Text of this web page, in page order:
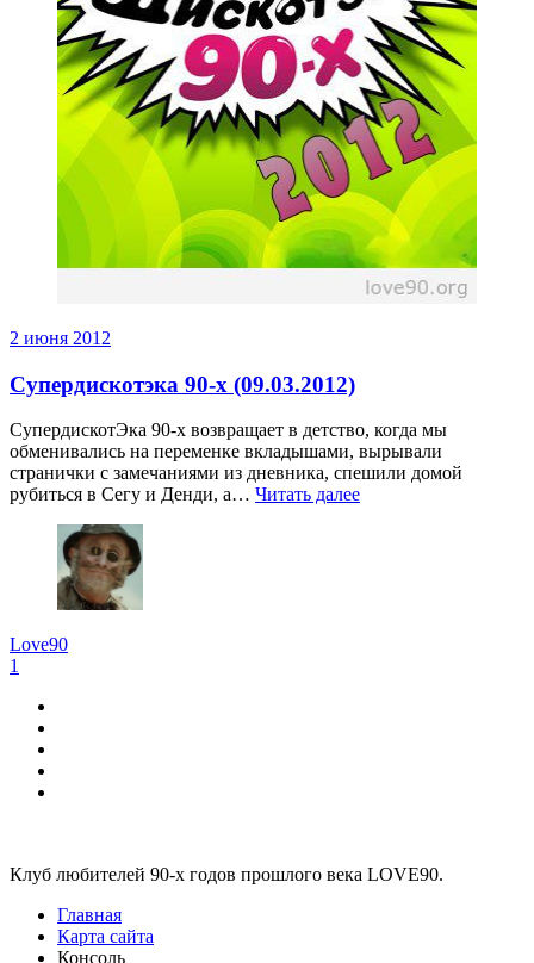
2 июня 2012
Супердискотэка 90-х (09.03.2012)
СупердискотЭка 90-х возвращает в детство, когда мы
обменивались на переменке вкладышами, вырывали
странички с замечаниями из дневника, спешили домой
рубиться в Сегу и Денди, а… Читать далее
Love90
1
Клуб любителей 90-х годов прошлого века LOVE90.
Главная
Карта сайта
Консоль